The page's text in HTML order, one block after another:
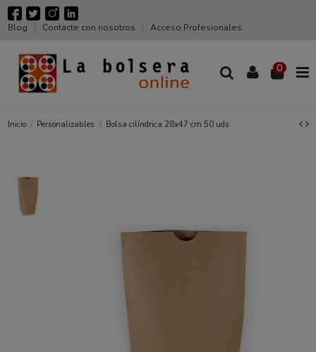
Blog Contacte con nosotros Acceso Profesionales
0
Inicio Personalizables Bolsa cilíndrica 28x47 cm 50 uds